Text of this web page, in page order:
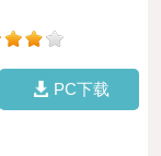
PC下载